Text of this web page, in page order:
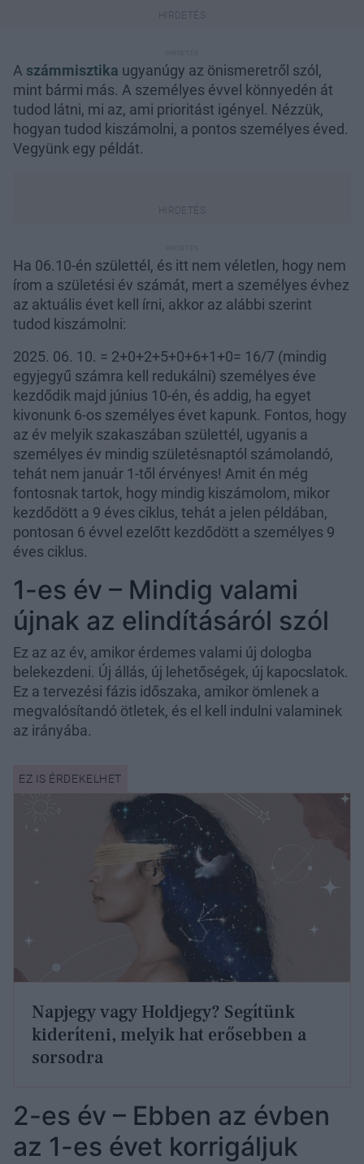
A számmisztika ugyanúgy az önismeretről szól,
mint bármi más. A személyes évvel könnyedén át
tudod látni, mi az, ami prioritást igényel. Nézzük,
hogyan tudod kiszámolni, a pontos személyes éved.
Vegyünk egy példát.
Ha 06.10-én születtél, és itt nem véletlen, hogy nem
írom a születési év számát, mert a személyes évhez
az aktuális évet kell írni, akkor az alábbi szerint
tudod kiszámolni:
2025. 06. 10. = 2+0+2+5+0+6+1+0= 16/7 (mindig
egyjegyű számra kell redukálni) személyes éve
kezdődik majd június 10-én, és addig, ha egyet
kivonunk 6-os személyes évet kapunk. Fontos, hogy
az év melyik szakaszában születtél, ugyanis a
személyes év mindig születésnaptól számolandó,
tehát nem január 1-től érvényes! Amit én még
fontosnak tartok, hogy mindig kiszámolom, mikor
kezdődött a 9 éves ciklus, tehát a jelen példában,
pontosan 6 évvel ezelőtt kezdődött a személyes 9
éves ciklus.
1-es év – Mindig valami
újnak az elindításáról szól
Ez az az év, amikor érdemes valami új dologba
belekezdeni. Új állás, új lehetőségek, új kapocslatok.
Ez a tervezési fázis időszaka, amikor ömlenek a
megvalósítandó ötletek, és el kell indulni valaminek
az irányába.
Napjegy vagy Holdjegy? Segítünk
kideríteni, melyik hat erősebben a
sorsodra
2-es év – Ebben az évben
az 1-es évet korrigáljuk